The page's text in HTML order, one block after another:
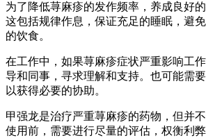
为了降低荨麻疹的发作频率，养成良好
这包括规律作息，保证充足的睡眠，避
的饮食。
在工作中，如果荨麻疹症状严重影响工
导和同事，寻求理解和支持。也可能需
以获得必要的协助。
甲强龙是治疗严重荨麻疹的药物，但并
使用前，需要进行尽量的评估，权衡利